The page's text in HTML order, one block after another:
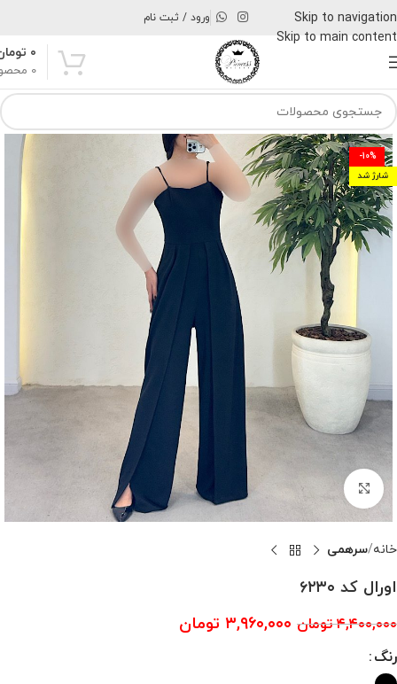
Skip to navigation
Skip to main content
ورود / ثبت نام
0
۰
-10%
شارژ شد
بزرگنمایی تصویر
خانه سرهمی
اورال کد ۶۲۳۰
۴,۴۰۰,۰۰۰ تومان ۳,۹۶۰,۰۰۰ تومان
رنگ